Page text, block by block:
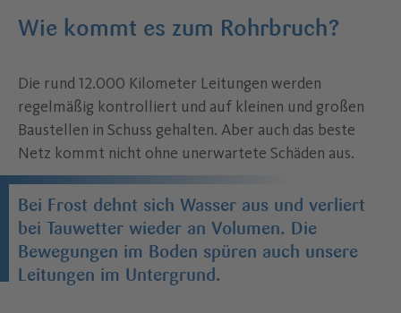
Wie kommt es zum Rohrbruch?
Die rund 12.000 Kilometer Leitungen werden
regelmäßig kontrolliert und auf kleinen und großen
Baustellen in Schuss gehalten. Aber auch das beste
Netz kommt nicht ohne unerwartete Schäden aus.
Bei Frost dehnt sich Wasser aus und verliert
bei Tauwetter wieder an Volumen. Die
Bewegungen im Boden spüren auch unsere
Leitungen im Untergrund.